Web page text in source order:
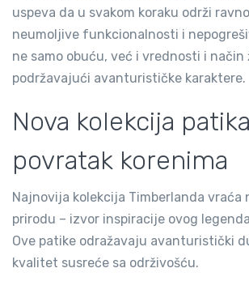
uspeva da u svakom koraku održi
neumoljive funkcionalnosti i
ne samo obuću, već i vrednosti i način
podržavajući avanturističke karaktere.
Nova kolekcija
povratak korenima
Najnovija kolekcija Timberlanda vraća
prirodu – izvor inspiracije ovog
Ove patike odražavaju avanturistički
kvalitet susreće sa održivošću.